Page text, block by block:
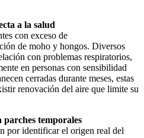
a la salud
con exceso de
de moho y hongos. Diversos
con problemas respiratorios,
en personas con sensibilidad
cerradas durante meses, estas
renovación del aire que limite su
parches temporales
por identificar el origen real del